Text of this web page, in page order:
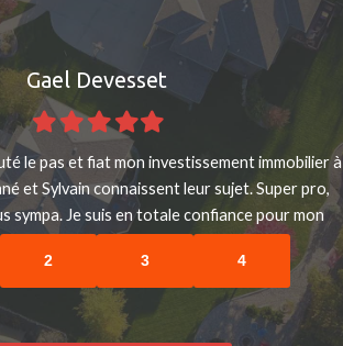
Gael Devesset
Filled
star
Filled
star
Filled
star
Filled
star
Filled
star
le pas et fiat mon investissement immobilier à
et Sylvain connaissent leur sujet. Super pro,
sympa. Je suis en totale confiance pour mon
projet de 2020.
2 3 4